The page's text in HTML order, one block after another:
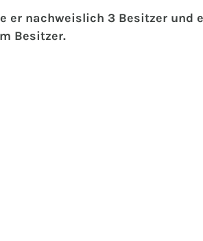
er nachweislich 3 Besitzer und
Besitzer.